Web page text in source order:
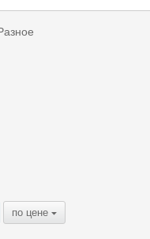
по цене {